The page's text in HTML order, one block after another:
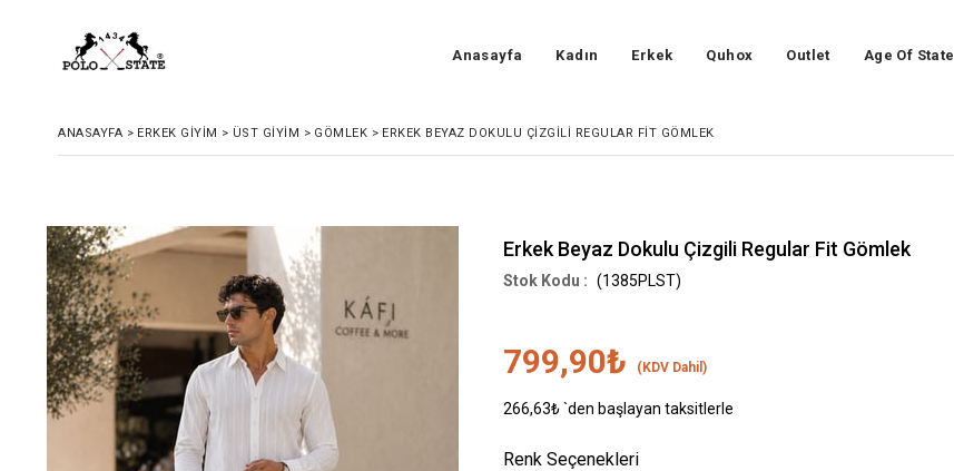
Anasayfa Kadın Erkek Quhox Outlet Age Of State
ANASAYFA > ERKEK GIYIM > ÜST GIYIM > GÖMLEK > ERKEK BEYAZ DOKULU ÇIZGILI REGULAR FIT GÖMLEK
Erkek Beyaz Dokulu Çizgili Regular Fit Gömlek
(1385PLST)
799,90₺ (KDV Dahil)
266,63₺`den başlayan taksitlerle
Renk Seçenekleri